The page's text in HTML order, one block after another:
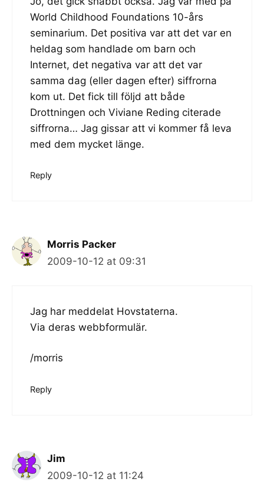
World Childhood Foundations 10-års
seminarium. Det positiva var att det var en
heldag som handlade om barn och
Internet, det negativa var att det var
samma dag (eller dagen efter) siffrorna
kom ut. Det fick till följd att både
Drottningen och Viviane Reding citerade
siffrorna… Jag gissar att vi kommer få leva
med dem mycket länge.
Reply
Morris Packer
2009-10-12 at 09:31
Jag har meddelat Hovstaterna.
Via deras webbformulär.
/morris
Reply
Jim
2009-10-12 at 11:24